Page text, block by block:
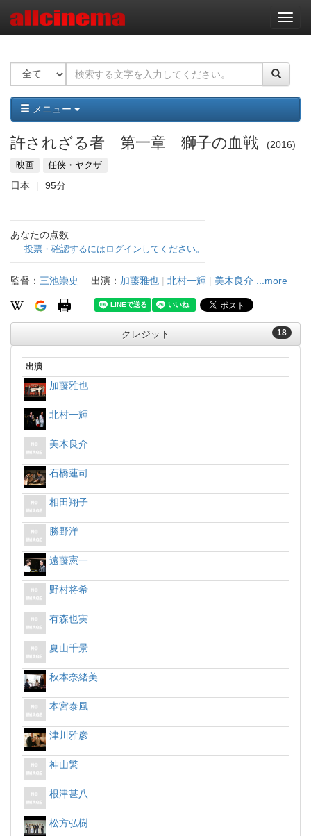
ナ
ビ
ー
ョ
ン
メニュー
許されざる者 第一章 獅子の血戦 2016
映画 任侠・ヤクザ
日本 95分
あなたの点数
投票・確認するにはログインしてください。
監督： 三池崇史 出演： 加藤雅也 | 北村一輝 | 美木良介 ...more
18
クレジット
出演
加藤雅也
北村一輝
美木良介
石橋蓮司
相田翔子
勝野洋
遠藤憲一
野村将希
有森也実
夏山千景
秋本奈緒美
本宮泰風
津川雅彦
神山繁
根津甚八
松方弘樹